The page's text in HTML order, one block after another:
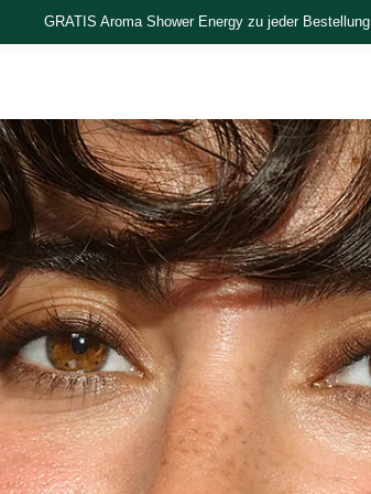
GRATIS Aroma Shower Energy zu jeder Bestellung